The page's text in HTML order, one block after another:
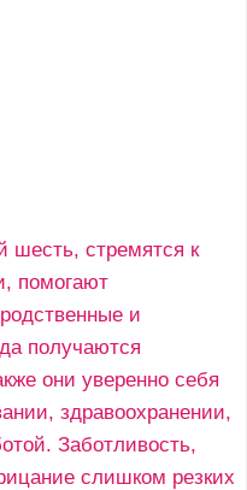
стремятся к
помогают
и
получаются
они уверенно себя
здравоохранении,
Заботливость,
слишком резких